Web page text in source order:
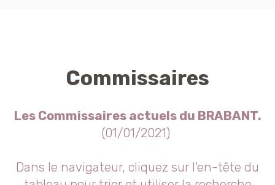
Commissaires
Les Commissaires actuels du BRABANT.
(01/01/2021)
Dans le navigateur, cliquez sur l'en-tête du